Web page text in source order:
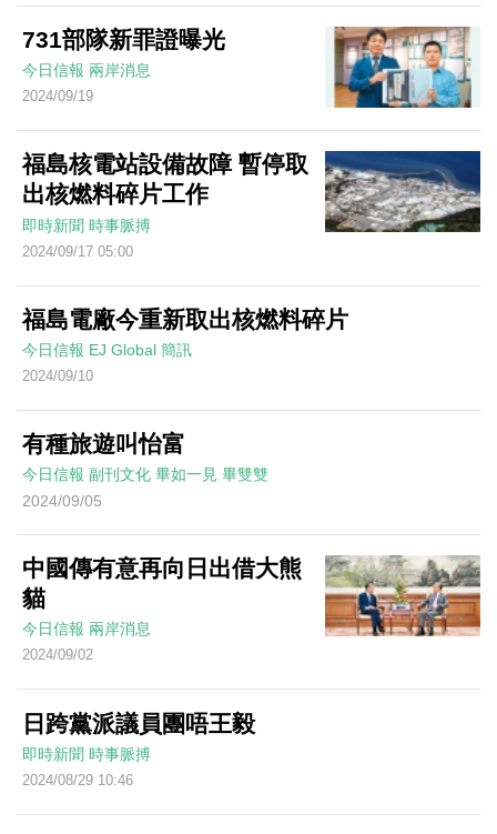
731部隊新罪證曝光
今日信報 兩岸消息
2024/09/19
福島核電站設備故障 暫停取
出核燃料碎片工作
即時新聞 時事脈搏
2024/09/17 05:00
福島電廠今重新取出核燃料碎片
今日信報 EJ Global 簡訊
2024/09/10
有種旅遊叫怡富
今日信報 副刊文化 畢如一見 畢雙雙
2024/09/05
中國傳有意再向日出借大熊
貓
今日信報 兩岸消息
2024/09/02
日跨黨派議員團唔王毅
即時新聞 時事脈搏
2024/08/29 10:46